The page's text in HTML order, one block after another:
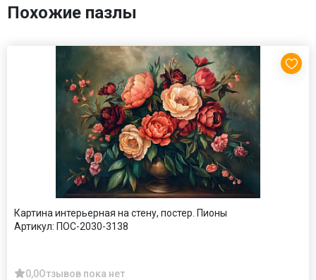
Похожие пазлы
Картина интерьерная на стену, постер. Пионы
Артикул: ПОС-2030-3138
0,0Отзывов пока нет